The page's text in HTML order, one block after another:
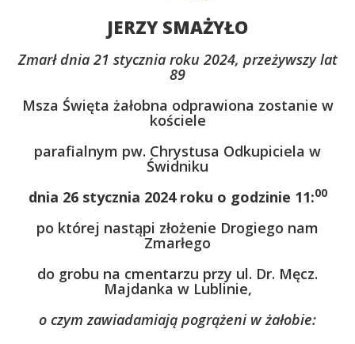
JERZY SMAŻYŁO
Zmarł dnia 21 stycznia roku 2024, przeżywszy lat
89
Msza Święta żałobna odprawiona zostanie w
kościele
parafialnym pw. Chrystusa Odkupiciela w
Świdniku
dnia 26 stycznia 2024 roku o godzinie 11:00
po której nastąpi złożenie Drogiego nam
Zmarłego
do grobu na cmentarzu przy ul. Dr. Męcz.
Majdanka w Lublinie,
o czym zawiadamiają pogrążeni w żałobie: